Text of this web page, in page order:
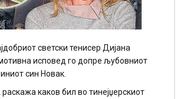
светски тенисер Дијана
исповед го допре љубовниот
син Новак.
раскажа каков бил во тинејџерскиот